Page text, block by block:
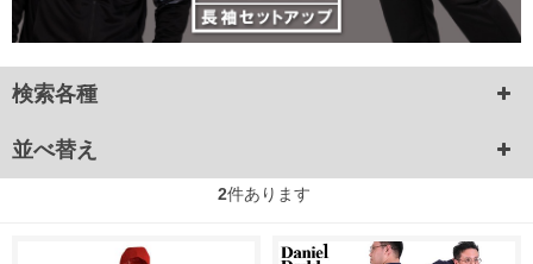
検索各種
並べ替え
2件あります